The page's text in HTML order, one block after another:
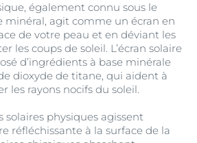
également connu sous le
minéral, agit comme un écran en
de votre peau et en déviant les
les coups de soleil. L’écran solaire
d’ingrédients à base minérale
dioxyde de titane, qui aident à
les rayons nocifs du soleil.
solaires physiques agissent
réfléchissante à la surface de la